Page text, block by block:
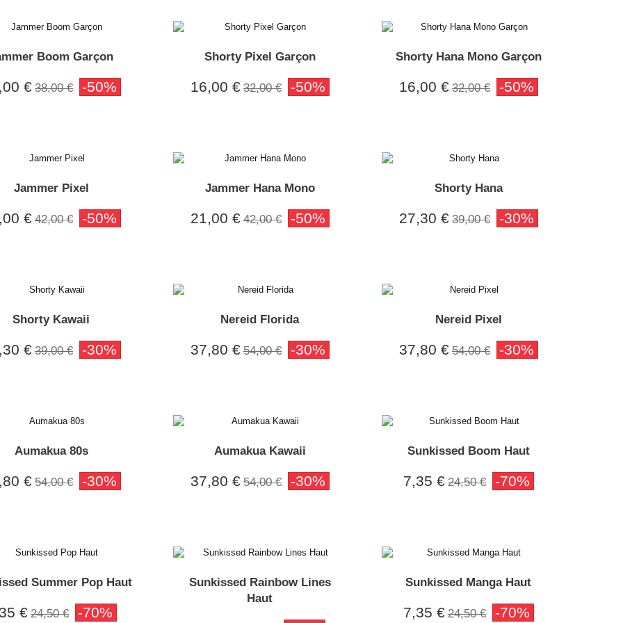
Boom Garçon
€ 38,00 € -50%
Shorty Pixel Garçon
16,00 € 32,00 € -50%
Shorty Hana Mono Garçon
16,00 € 32,00 € -50%
Jammer Pixel
€ 42,00 € -50%
Jammer Hana Mono
21,00 € 42,00 € -50%
Shorty Hana
27,30 € 39,00 € -30%
Shorty Kawaii
€ 39,00 € -30%
Nereid Florida
37,80 € 54,00 € -30%
Nereid Pixel
37,80 € 54,00 € -30%
Aumakua 80s
€ 54,00 € -30%
Aumakua Kawaii
37,80 € 54,00 € -30%
Sunkissed Boom Haut
7,35 € 24,50 € -70%
Summer Pop Haut
€ 24,50 € -70%
Sunkissed Rainbow Lines
Haut
Sunkissed Manga Haut
7,35 € 24,50 € -70%